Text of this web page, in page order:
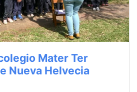
Mater Ter
Nueva Helvecia